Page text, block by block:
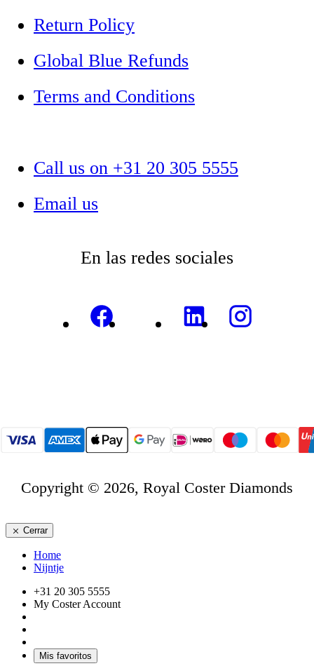
Return Policy
Global Blue Refunds
Terms and Conditions
Call us on +31 20 305 5555
Email us
En las redes sociales
Copyright © 2026, Royal Coster Diamonds
Cerrar
Home
Nijntje
+31 20 305 5555
My Coster Account
Mis favoritos